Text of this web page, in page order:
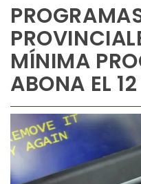
MÍNIMA
ABONA EL